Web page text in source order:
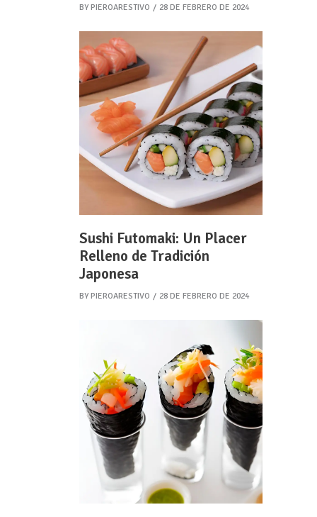
BY PIEROARESTIVO 28 DE FEBRERO DE 2024
Sushi Futomaki: Un Placer
Relleno de Tradición
Japonesa
BY PIEROARESTIVO 28 DE FEBRERO DE 2024